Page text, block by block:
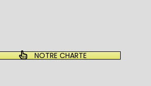
NOTRE CHARTE